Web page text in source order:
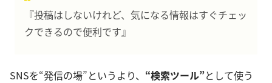
『投稿はしないけれど、気になる情報はすぐチェッ
クできるので便利です』
SNSを“発信の場”というより、 “検索ツール”として使う